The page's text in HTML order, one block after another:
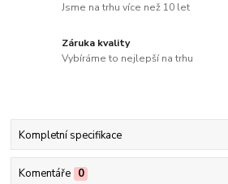
Jsme na trhu více než 10 let
Záruka kvality
Vybíráme to nejlepší na trhu
Kompletní specifikace
Komentáře 0